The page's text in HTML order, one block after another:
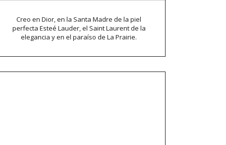
Creo en Dior, en la Santa Madre de la piel
perfecta Esteé Lauder, el Saint Laurent de la
elegancia y en el paraíso de La Prairie.